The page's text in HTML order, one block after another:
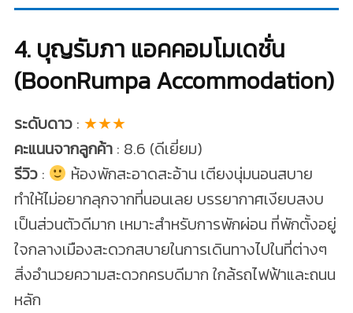
4. บุญรัมภา แอคคอมโมเดชั่น
(BoonRumpa Accommodation)
ระดับดาว: ★★★
คะแนนจากลูกค้า: 8.6 (ดีเยี่ยม)
รีวิว:
ห้องพักสะอาดสะอ้าน เตียงนุ่มนอนสบาย
ทำให้ไม่อยากลุกจากที่นอนเลย บรรยากาศเงียบสงบ
เป็นส่วนตัวดีมาก เหมาะสำหรับการพักผ่อน ที่พักตั้งอยู่
ใจกลางเมืองสะดวกสบายในการเดินทางไปในที่ต่างๆ
สิ่งอำนวยความสะดวกครบดีมาก ใกล้รถไฟฟ้าและถนน
หลัก